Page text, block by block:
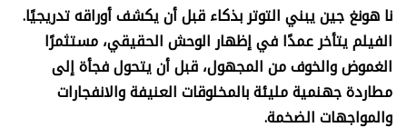
نا هونغ جين يبني التوتر بذكاء قبل أن يكشف أوراقه تدريجيًا.
الفيلم يتأخر عمدًا في إظهار الوحش الحقيقي، مستثمرًا
الغموض والخوف من المجهول، قبل أن يتحول فجأة إلى
مطاردة جهنمية مليئة بالمخلوقات العنيفة والانفجارات
والمواجهات الضخمة.